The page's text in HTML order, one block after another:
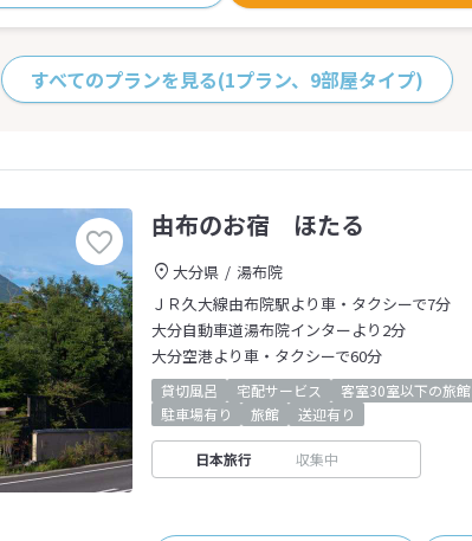
すべてのプランを見る(1プラン、9部屋タイプ)
由布のお宿 ほたる
大分県
湯布院
ＪＲ久大線由布院駅より車・タクシーで7分
大分自動車道湯布院インターより2分
大分空港より車・タクシーで60分
貸切風呂 宅配サービス 客室30室以下の旅館
駐車場有り
旅館 送迎有り
日本旅行 収集中